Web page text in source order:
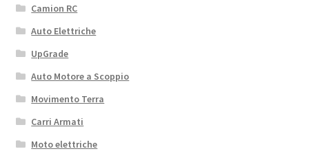
Camion RC
Auto Elettriche
UpGrade
Auto Motore a Scoppio
Movimento Terra
Carri Armati
Moto elettriche